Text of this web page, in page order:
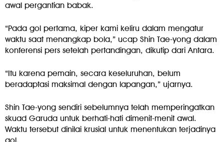
awal pergantian babak.
“Pada gol pertama, kiper kami keliru dalam mengatur
waktu saat menangkap bola,” ucap Shin Tae-yong dalam
konferensi pers setelah pertandingan, dikutip dari Antara.
“Itu karena pemain, secara keseluruhan, belum
beradaptasi maksimal dengan lapangan,” ujarnya.
Shin Tae-yong sendiri sebelumnya telah memperingatkan
skuad Garuda untuk berhati-hati dimenit-menit awal.
Waktu tersebut dinilai krusial untuk menentukan terjadinya